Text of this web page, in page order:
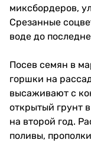
миксбордеров,
Срезанные
воде до
Посев семян в
горшки на
высаживают с
открытый грунт
на второй год.
поливы,